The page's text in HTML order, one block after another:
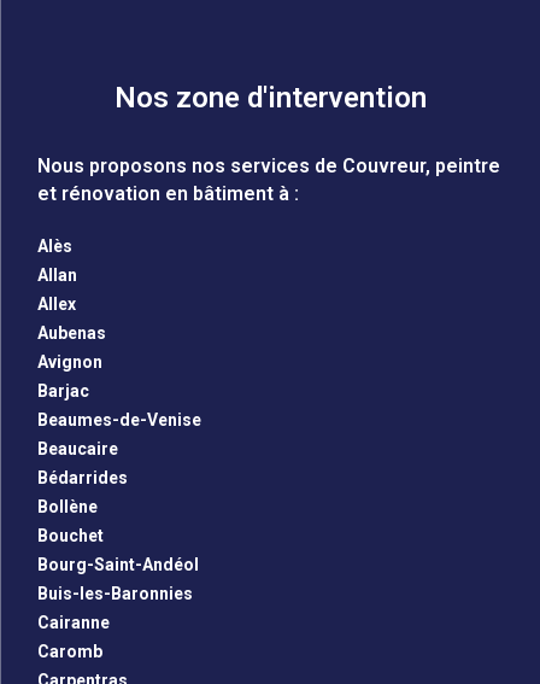
Nos zone d'intervention
Nous proposons nos services de Couvreur, peintre
et rénovation en bâtiment à :
Alès
Allan
Allex
Aubenas
Avignon
Barjac
Beaumes-de-Venise
Beaucaire
Bédarrides
Bollène
Bouchet
Bourg-Saint-Andéol
Buis-les-Baronnies
Cairanne
Caromb